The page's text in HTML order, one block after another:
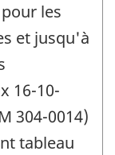
les
et jusqu'à
16-10-
304-0014)
tableau